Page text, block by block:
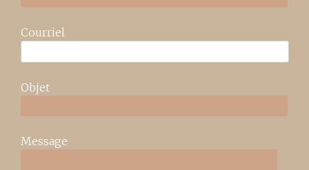
Courriel
Objet
Message